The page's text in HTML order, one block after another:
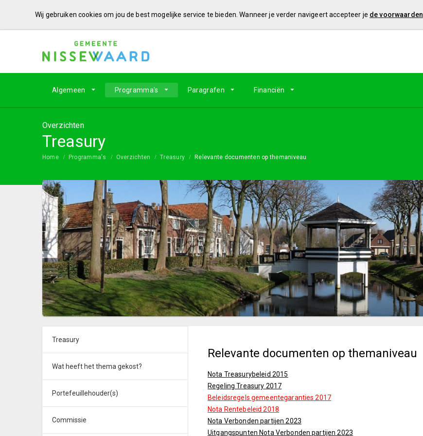
Wij gebruiken cookies om jou de best mogelijke service te bieden. Wanneer je verder navigeert accepteer je de voorwaarden
Algemeen Programma's Paragrafen Financiën
Overzichten
Treasury
Home Programma's Overzichten Treasury Relevante documenten op themaniveau
Treasury
Wat heeft het thema gekost?
Portefeuillehouder(s)
Commissie
Relevante documenten op themaniveau
Nota Treasurybeleid 2015
Regeling Treasury 2017
Beleidsregels gemeentegaranties 2017
Nota Rentebeleid 2018
Nota Verbonden partijen 2023
Uitgangspunten Nota Verbonden partijen 2023